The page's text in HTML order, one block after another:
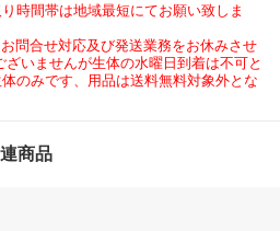
時間帯は地域最短にてお願い致しま
問合せ対応及び発送業務をお休みさせ
いませんが生体の水曜日到着は不可と
のみです、用品は送料無料対象外とな
商品